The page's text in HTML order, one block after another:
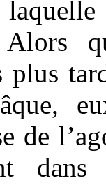
Alors
plus
de